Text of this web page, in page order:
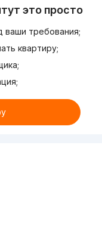
это просто
ваши требования;
квартиру;